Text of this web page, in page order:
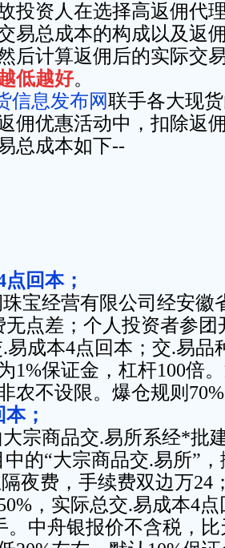
投资人在选择高返佣代
易总成本的构成以及返
后计算返佣后的实际交
低越好。
信息发布网联手各大现
佣优惠活动中，扣除返
总成本如下--
回本；
宝经营有限公司经安徽
无点差；个人投资者参团
易成本4点回本；交.易品
1%保证金，杠杆100倍
农不设限。爆仓规则
；
宗商品交.易所系经*批
的“大宗商品交.易所”
夜费，手续费双边万24
，实际总交.易成本4
。中舟银报价不含税，